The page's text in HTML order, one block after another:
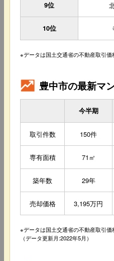
9位
10位
※データは国土交通省の不動産取引価
豊中市の最新マ
今半期
取引件数 150件
専有面積 71㎡
築年数 29年
売却価格 3,195万円
※データは国土交通省の不動産取引価
（データ更新月:2022年5月）